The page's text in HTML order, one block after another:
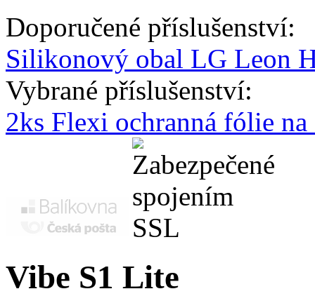
Doporučené příslušenství:
Silikonový obal LG Leon
Vybrané příslušenství:
2ks Flexi ochranná fólie
Vibe S1 Lite